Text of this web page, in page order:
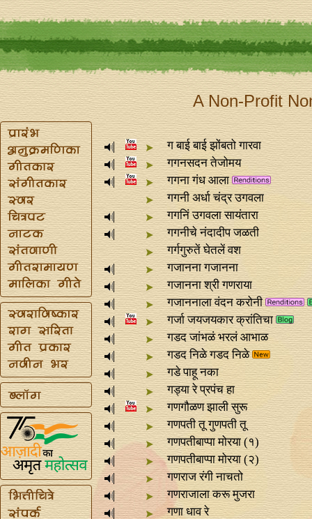
A Non-Profit
ग बाई बाई झोंबतो गारवा
गगनसदन तेजोमय
गगना गंध आला
गगनी अर्धा चंद्र उगवला
गगनिं उगवला सायंतारा
गगनीचे नंदादीप जळती
गर्गगुरुतें घेतलें वश
गजानना गजानना
गजानना श्री गणराया
गजाननाला वंदन करोनी
गर्जा जयजयकार क्रांतिचा
गडद जांभळं भरलं आभाळ
गडद निळे गडद निळे
गडे पाहू नका
गड्या रे प्रपंच हा
गणगौळण झाली सुरू
गणपती तू गुणपती तू
गणपतीबाप्पा मोरया (१)
गणपतीबाप्पा मोरया (२)
गणराज रंगी नाचतो
गणराजाला करू मुजरा
गणा धाव रे